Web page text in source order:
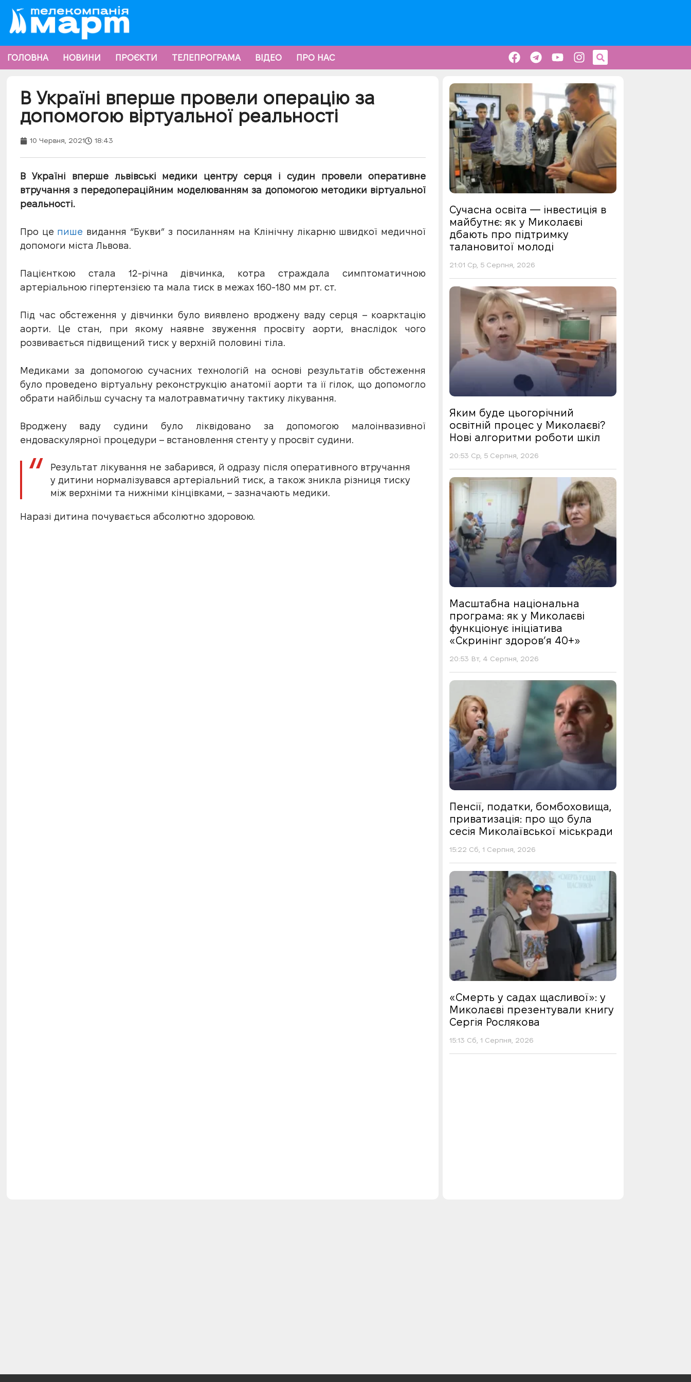
ГОЛОВНА НОВИНИ ПРОЄКТИ ТЕЛЕПРОГРАМА ВІДЕО ПРО НАС
В Україні вперше провели операцію за
допомогою віртуальної реальності
10 Червня, 2021 18:43
В Україні вперше львівські медики центру серця і судин провели оперативне
втручання з передопераційним моделюванням за допомогою методики віртуальної
реальності.
Про це пише видання “Букви” з посиланням на Клінічну лікарню швидкої медичної
допомоги міста Львова.
Пацієнткою стала 12-річна дівчинка, котра страждала симптоматичною
артеріальною гіпертензією та мала тиск в межах 160-180 мм рт. ст.
Під час обстеження у дівчинки було виявлено вроджену ваду серця – коарктацію
аорти. Це стан, при якому наявне звуження просвіту аорти, внаслідок чого
розвивається підвищений тиск у верхній половині тіла.
Медиками за допомогою сучасних технологій на основі результатів обстеження
було проведено віртуальну реконструкцію анатомії аорти та її гілок, що допомогло
обрати найбільш сучасну та малотравматичну тактику лікування.
Вроджену ваду судини було ліквідовано за допомогою малоінвазивної
ендоваскулярної процедури – встановлення стенту у просвіт судини.
Результат лікування не забарився, й одразу після оперативного втручання
у дитини нормалізувався артеріальний тиск, а також зникла різниця тиску
між верхніми та нижніми кінцівками, – зазначають медики.
Наразі дитина почувається абсолютно здоровою.
Сучасна освіта — інвестиція в
майбутнє: як у Миколаєві
дбають про підтримку
талановитої молоді
21:01 Ср, 5 Серпня, 2026
Яким буде цьогорічний
освітній процес у Миколаєві?
Нові алгоритми роботи шкіл
20:53 Ср, 5 Серпня, 2026
Масштабна національна
програма: як у Миколаєві
функціонує ініціатива
«Скринінг здоровʼя 40+»
20:53 Вт, 4 Серпня, 2026
Пенсії, податки, бомбоховища,
приватизація: про що була
сесія Миколаївської міськради
15:22 Сб, 1 Серпня, 2026
«Смерть у садах щасливої»: у
Миколаєві презентували книгу
Сергія Рослякова
15:13 Сб, 1 Серпня, 2026